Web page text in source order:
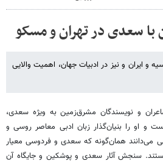
سعدی در تهران و مسکو
و ایران و نیز در ادبیات جهان، اهمیت والایی
و نویسندگان مشرق‌زمین به ویژه سعدی،
و او را بنیان‌گذار زبان ادبی معاصر روسی و
می‌دانند همان‌گونه که سعدی و فردوسی معیار
سنجش آثار سعدی و پوشکین و جایگاه آن